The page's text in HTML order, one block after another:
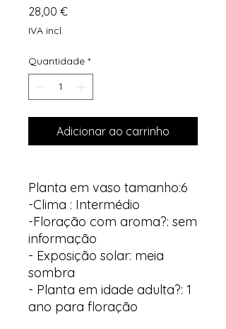
28,00 €Preço
IVA incl.
Quantidade *
Adicionar ao carrinho
Planta em vaso tamanho:6
-Clima : Intermédio
-Floração com aroma?: sem
informação
- Exposição solar: meia
sombra
- Planta em idade adulta?: 1
ano para floração